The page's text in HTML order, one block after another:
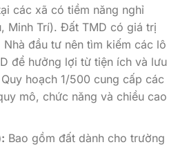
các xã có tiềm năng nghỉ
Minh Trí). Đất TMD có giá trị
đầu tư nên tìm kiếm các lô
để hưởng lợi từ tiện ích và lưu
hoạch 1/500 cung cấp các
mô, chức năng và chiều cao
Bao gồm đất dành cho trường